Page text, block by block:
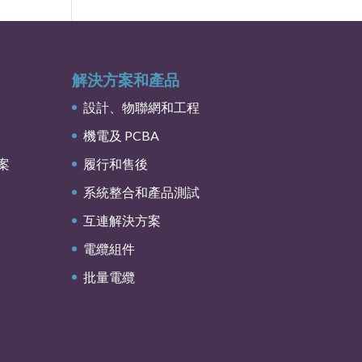
解決方案和產品
設計、物聯網和工程
機電及 PCBA
履行和售後
系統整合和產品測試
互連解決方案
電纜組件
批量電纜